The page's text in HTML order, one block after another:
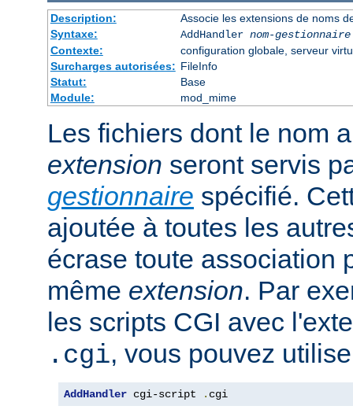
Description:
Associe les extensions de noms
Syntaxe:
AddHandler nom-gestionnaire
Contexte:
configuration globale, serveur
Surcharges autorisées: FileInfo
Statut:
Base
Module:
mod_mime
Les fichiers dont le nom
extension seront servis
gestionnaire spécifié.
ajoutée à toutes les
écrase toute association
même extension. Par
les scripts CGI avec
.cgi, vous pouvez
AddHandler cgi-script . cgi